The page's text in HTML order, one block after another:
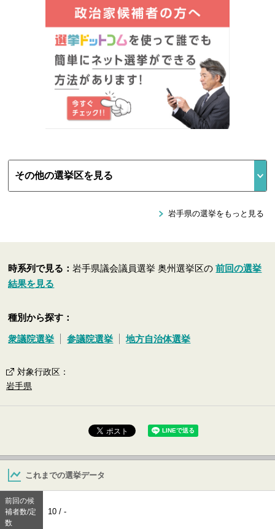
岩手県の選挙をもっと見る
時系列で見る：岩手県議会議員選挙 奥州選挙区の前回の選挙
結果を見る
種別から探す：
衆議院選挙 参議院選挙 地方自治体選挙
対象行政区 ：
岩手県
これまでの選挙データ
前回の候
補者数/定
数
10 / -